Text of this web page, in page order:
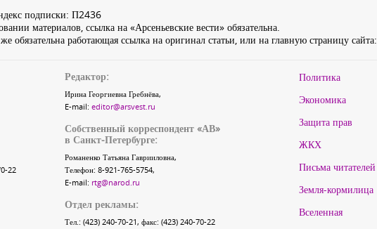
подписки: П2436
материалов, ссылка на «Арсеньевские вести» обязательна.
обязательна работающая ссылка на оригинал статьи, или на главную страницу сайта:
22
Редактор:
Ирина Георгиевна Гребнёва,
E-mail: editor@arsvest.ru
Собственный корреспондент «АВ»
в Санкт-Петербурге:
Романенко Татьяна Гаврииловна,
Телефон: 8-921-765-5754,
E-mail: rtg@narod.ru
Отдел рекламы:
Тел.: (423) 240-70-21, факс: (423) 240-70-22
Политика
Экономика
Защита прав
ЖКХ
Письма читателей
Земля-кормилица
Вселенная